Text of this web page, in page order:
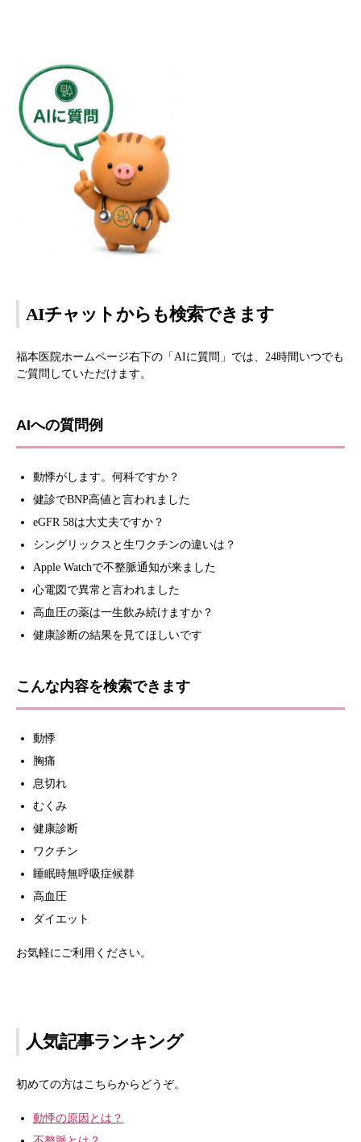
AIチャットからも検索できます
福本医院ホームページ右下の「AIに質問」では、24時間いつでも
ご質問していただけます。
AIへの質問例
動悸がします。何科ですか？
健診でBNP高値と言われました
eGFR 58は大丈夫ですか？
シングリックスと生ワクチンの違いは？
Apple Watchで不整脈通知が来ました
心電図で異常と言われました
高血圧の薬は一生飲み続けますか？
健康診断の結果を見てほしいです
こんな内容を検索できます
動悸
胸痛
息切れ
むくみ
健康診断
ワクチン
睡眠時無呼吸症候群
高血圧
ダイエット
お気軽にご利用ください。
人気記事ランキング
初めての方はこちらからどうぞ。
動悸の原因とは？